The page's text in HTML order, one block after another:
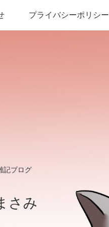
記ブログ
さみ
プライバシーポリシー